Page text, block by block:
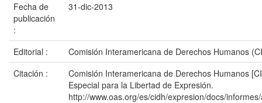
Fecha de
publicación
:
31-dic-2013
Editorial :
Comisión Interamericana de Derechos Humanos
Citación :
Comisión Interamericana de Derechos Humanos
Especial para la Libertad de Expresión.
http://www.oas.org/es/cidh/expresion/docs/